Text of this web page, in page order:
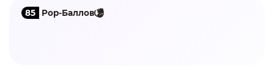
85 Pop-Баллов